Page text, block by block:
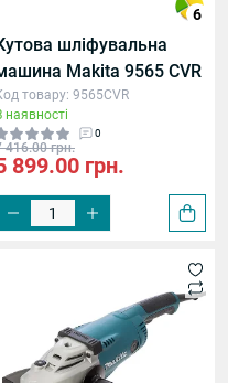
6
шліфувальна
Makita 9565 CVR
товару: 9565CVR
наявності
0
416.00 грн.
899.00 грн.